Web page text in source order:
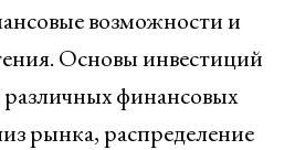
возможности и
Основы инвестиций
финансовых
рынка, распределение